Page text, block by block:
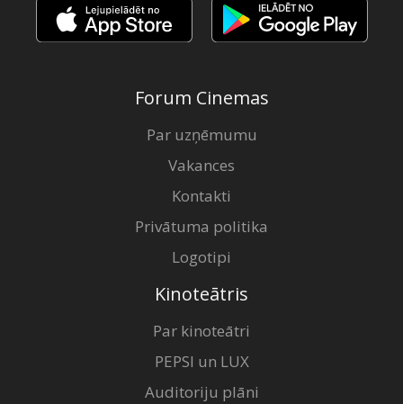
Forum Cinemas
Par uzņēmumu
Vakances
Kontakti
Privātuma politika
Logotipi
Kinoteātris
Par kinoteātri
PEPSI un LUX
Auditoriju plāni